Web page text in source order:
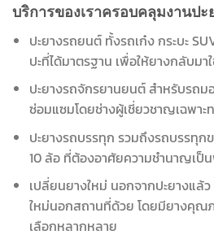
บริการของเราครอบคลุมงานป
ปะยางรถยนต์ ทั้งรถเก๋ง กระบะ
ปะที่ได้มาตรฐาน เพื่อให้ยางกลับมา
ปะยางรถจักรยานยนต์ สำหรับรถม
ซ่อมแซมโดยช่างผู้เชี่ยวชาญเฉพาะ
ปะยางรถบรรทุก รวมถึงรถบรรทุก
10 ล้อ ที่ต้องอาศัยความชำนาญเป็
เปลี่ยนยางใหม่ นอกจากปะยางแล้
ใหม่นอกสถานที่ด้วย โดยมียางคุณ
เลือกหลากหลาย